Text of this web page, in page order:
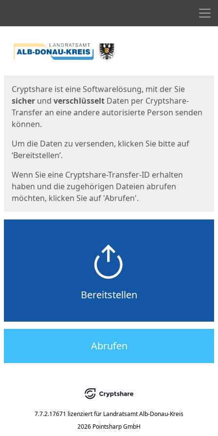
Cryptshare ist eine Softwarelösung, mit der Sie
sicher und verschlüsselt Daten per Cryptshare-
Transfer an eine andere autorisierte Person senden
können.
Um die Daten zu versenden, klicken Sie bitte auf
‘Bereitstellen’.
Wenn Sie eine Cryptshare-Transfer-ID erhalten
haben und die zugehörigen Dateien abrufen
möchten, klicken Sie auf 'Abrufen'.
Bereitstellen
Abrufen
7.7.2.17671 lizenziert für Landratsamt Alb-Donau-Kreis
2026 Pointsharp GmbH